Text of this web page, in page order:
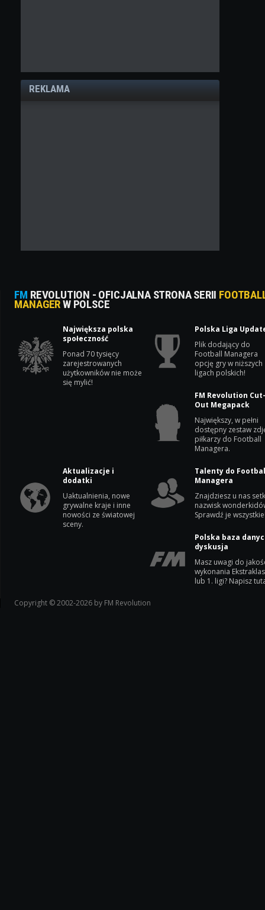
REKLAMA
FM REVOLUTION - OFICJALNA STRONA SERII
MANAGERW POLSCE
Największa polska
społeczność
Ponad 70 tysięcy
zarejestrowanych
użytkowników nie może
się mylić!
Polska Liga
Plik dodający do
Football Managera
opcję gry w niższych
ligach polskich!
FM Revolution
Out Megapack
Największy, w pełni
dostępny zestaw
piłkarzy do Football
Managera.
Aktualizacje i
dodatki
Uaktualnienia, nowe
grywalne kraje i inne
nowości ze światowej
sceny.
Talenty do
Managera
Znajdziesz u nas
nazwisk
Sprawdź je
Polska baza
dyskusja
Masz uwagi do
wykonania
lub 1. ligi? Napisz
Copyright © 2002-2026 by FM Revolution